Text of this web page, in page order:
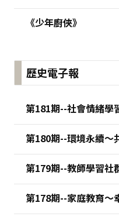
《少年廚俠》
歷史電子報
第181期--社會情緒學
第180期--環境永續～
第179期--教師學習社
第178期--家庭教育～